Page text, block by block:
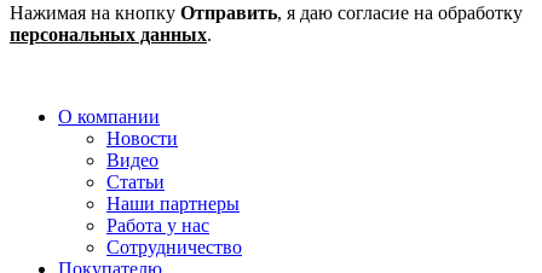
Нажимая на кнопку Отправить, я даю согласие на обработку
персональных данных.
О компании
Новости
Видео
Статьи
Наши партнеры
Работа у нас
Сотрудничество